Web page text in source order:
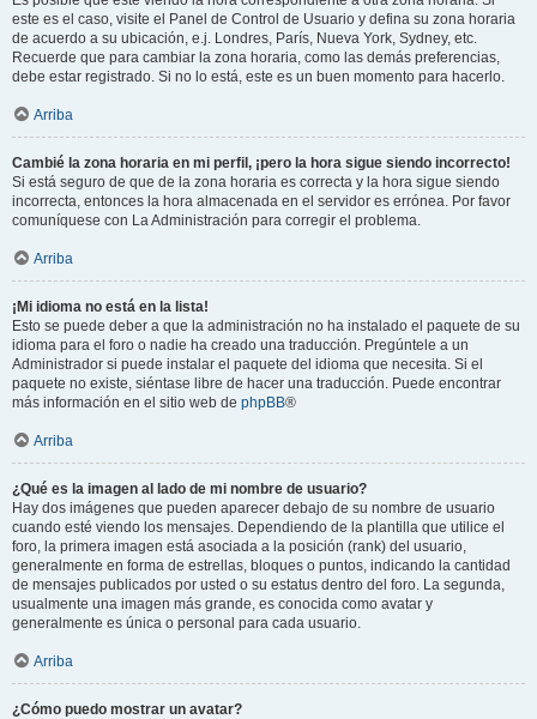
este es el caso, visite el Panel de Control de Usuario y defina su zona horaria
de acuerdo a su ubicación, e.j. Londres, París, Nueva York, Sydney, etc.
Recuerde que para cambiar la zona horaria, como las demás preferencias,
debe estar registrado. Si no lo está, este es un buen momento para hacerlo.
Arriba
Cambié la zona horaria en mi perfil, ¡pero la hora sigue siendo incorrecto!
Si está seguro de que de la zona horaria es correcta y la hora sigue siendo
incorrecta, entonces la hora almacenada en el servidor es errónea. Por favor
comuníquese con La Administración para corregir el problema.
Arriba
¡Mi idioma no está en la lista!
Esto se puede deber a que la administración no ha instalado el paquete de su
idioma para el foro o nadie ha creado una traducción. Pregúntele a un
Administrador si puede instalar el paquete del idioma que necesita. Si el
paquete no existe, siéntase libre de hacer una traducción. Puede encontrar
más información en el sitio web de phpBB®
Arriba
¿Qué es la imagen al lado de mi nombre de usuario?
Hay dos imágenes que pueden aparecer debajo de su nombre de usuario
cuando esté viendo los mensajes. Dependiendo de la plantilla que utilice el
foro, la primera imagen está asociada a la posición (rank) del usuario,
generalmente en forma de estrellas, bloques o puntos, indicando la cantidad
de mensajes publicados por usted o su estatus dentro del foro. La segunda,
usualmente una imagen más grande, es conocida como avatar y
generalmente es única o personal para cada usuario.
Arriba
¿Cómo puedo mostrar un avatar?